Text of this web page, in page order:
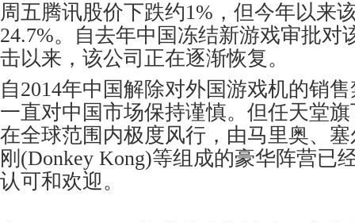
周五腾讯股价下跌约1%，但今年以来
24.7%。自去年中国冻结新游戏审批对
击以来，该公司正在逐渐恢复。
自2014年中国解除对外国游戏机的销
一直对中国市场保持谨慎。但任天堂
在全球范围内极度风行，由马里奥、
刚(Donkey Kong)等组成的豪华阵营已
认可和欢迎。